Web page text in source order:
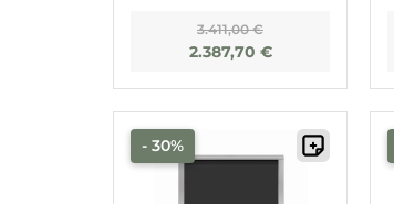
3.411,00€
2.387,70 €
- 30%